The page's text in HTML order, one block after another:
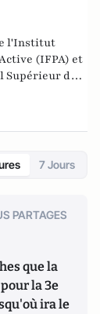
National des
l'Institut
(IFPA) et
Supérieur de
de soutien
7 Jours
PARTAGES
que la
la 3e
ira le